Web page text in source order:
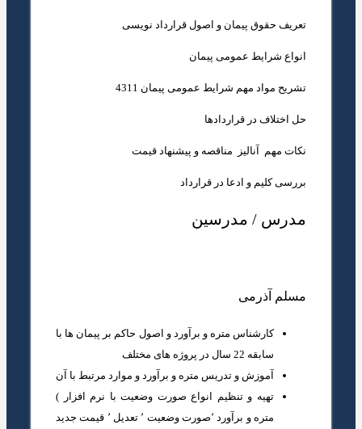
تعریف حقوق پیمان و اصول قرارداد نویسی
انواع شرایط عمومی پیمان
تشریح مواد مهم شرایط عمومی پیمان 4311
حل اختلاف در قراردادها
نکات مهم آنالیز مناقصه و پیشنهاد قیمت
بررسی کلیم و ادعا در قرارداد
مدرس / مدرسین
مسلم آذرمی
کارشناس متره و برآورد و اصول حاکم بر پیمان ها با
سابقه 22 سال در پروژه های مختلف
آموزش و تدریس متره و برآورد و موارد مرتبط با آن
تهیه و تنظیم انواع صورت وضعیت با نرم افزار )
متره و برآورد ٬صورت وضعیت ٬ تعدیل ٬ قیمت جدید